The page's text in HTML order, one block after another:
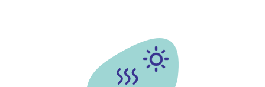
REVISTA DEL COLEGIO DE
FARMACÉUTICOS DE